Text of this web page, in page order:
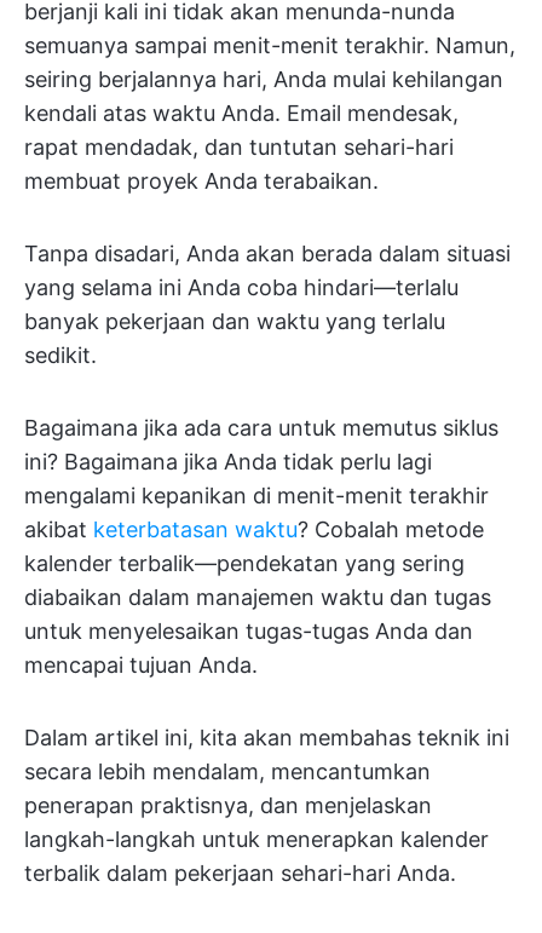
berjanji kali ini tidak akan menunda-nunda
semuanya sampai menit-menit terakhir. Namun,
seiring berjalannya hari, Anda mulai kehilangan
kendali atas waktu Anda. Email mendesak,
rapat mendadak, dan tuntutan sehari-hari
membuat proyek Anda terabaikan.
Tanpa disadari, Anda akan berada dalam situasi
yang selama ini Anda coba hindari—terlalu
banyak pekerjaan dan waktu yang terlalu
sedikit.
Bagaimana jika ada cara untuk memutus siklus
ini? Bagaimana jika Anda tidak perlu lagi
mengalami kepanikan di menit-menit terakhir
akibat keterbatasan waktu? Cobalah metode
kalender terbalik—pendekatan yang sering
diabaikan dalam manajemen waktu dan tugas
untuk menyelesaikan tugas-tugas Anda dan
mencapai tujuan Anda.
Dalam artikel ini, kita akan membahas teknik ini
secara lebih mendalam, mencantumkan
penerapan praktisnya, dan menjelaskan
langkah-langkah untuk menerapkan kalender
terbalik dalam pekerjaan sehari-hari Anda.